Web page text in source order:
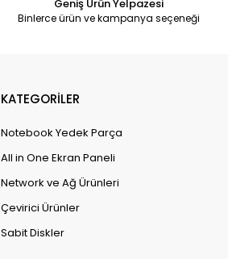
Geniş Ürün Yelpazesi
Binlerce ürün ve kampanya seçeneği
KATEGORİLER
Notebook Yedek Parça
All in One Ekran Paneli
Network ve Ağ Ürünleri
Çevirici Ürünler
Sabit Diskler